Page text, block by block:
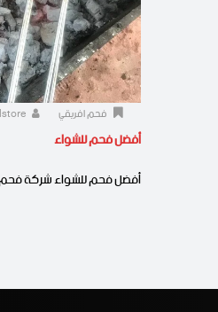
فحم افريقي
أفضل فحم للشواء
أفضل فحم للشواء شركة فحم